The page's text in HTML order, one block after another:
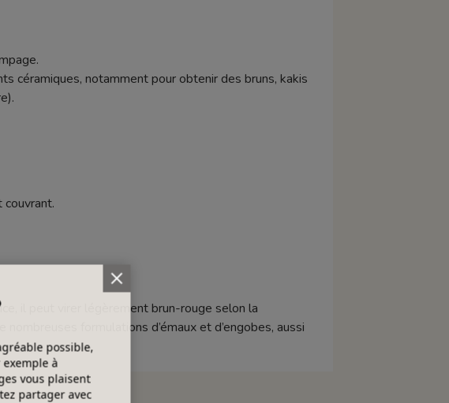
céramiques, notamment pour obtenir des bruns, kakis
il peut virer légèrement brun-rouge selon la
formulations d’émaux et d’engobes, aussi
possible,
à
vous plaisent
partager avec